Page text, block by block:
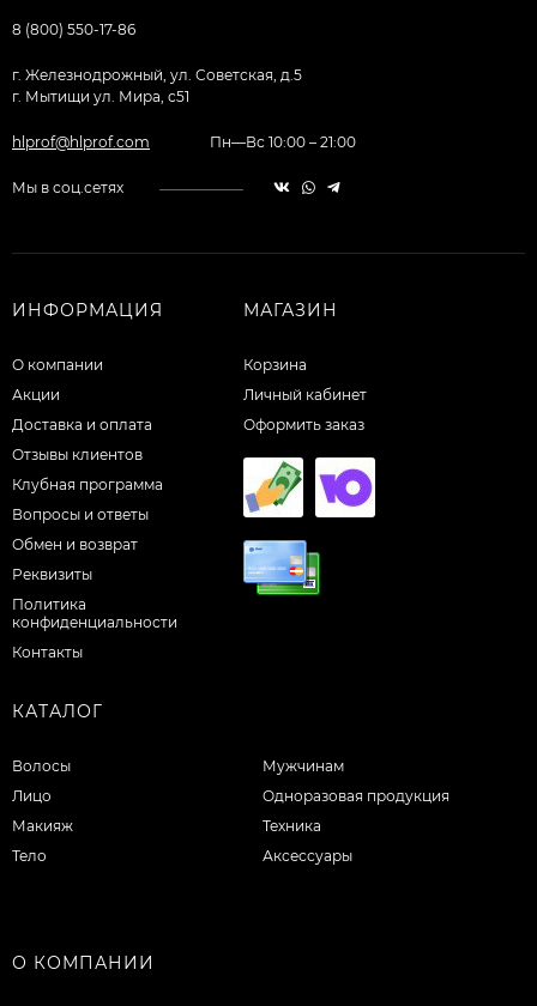
8 (800) 550-17-86
г. Железнодрожный, ул. Советская, д.5
г. Мытищи ул. Мира, с51
hlprof@hlprof.com Пн—Вс 10:00 – 21:00
Мы в соц.сетях
ИНФОРМАЦИЯ
О компании
Акции
Доставка и оплата
Отзывы клиентов
Клубная программа
Вопросы и ответы
Обмен и возврат
Реквизиты
Политика
конфиденциальности
Контакты
МАГАЗИН
Корзина
Личный кабинет
Оформить заказ
КАТАЛОГ
Волосы
Лицо
Макияж
Тело
Мужчинам
Одноразовая продукция
Техника
Аксессуары
О КОМПАНИИ